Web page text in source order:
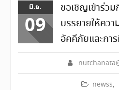
มิ.ย.
09
ขอเชิญเข้าร่ว
บรรยายให้คว
อัคคีภัยและกา
newss,